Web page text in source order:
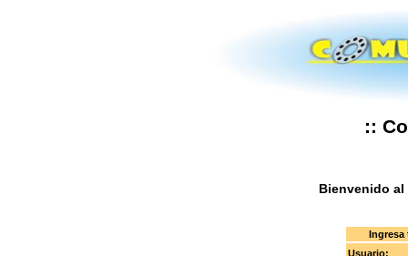
::
Bienvenido al
Ingresa
Usuario: